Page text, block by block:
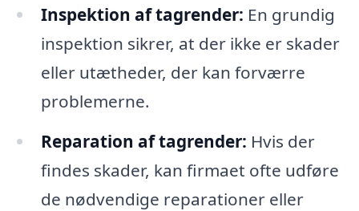
Inspektion af tagrender: En grundig
inspektion sikrer, at der ikke er skader
eller utætheder, der kan forværre
problemerne.
Reparation af tagrender: Hvis der
findes skader, kan firmaet ofte udføre
de nødvendige reparationer eller